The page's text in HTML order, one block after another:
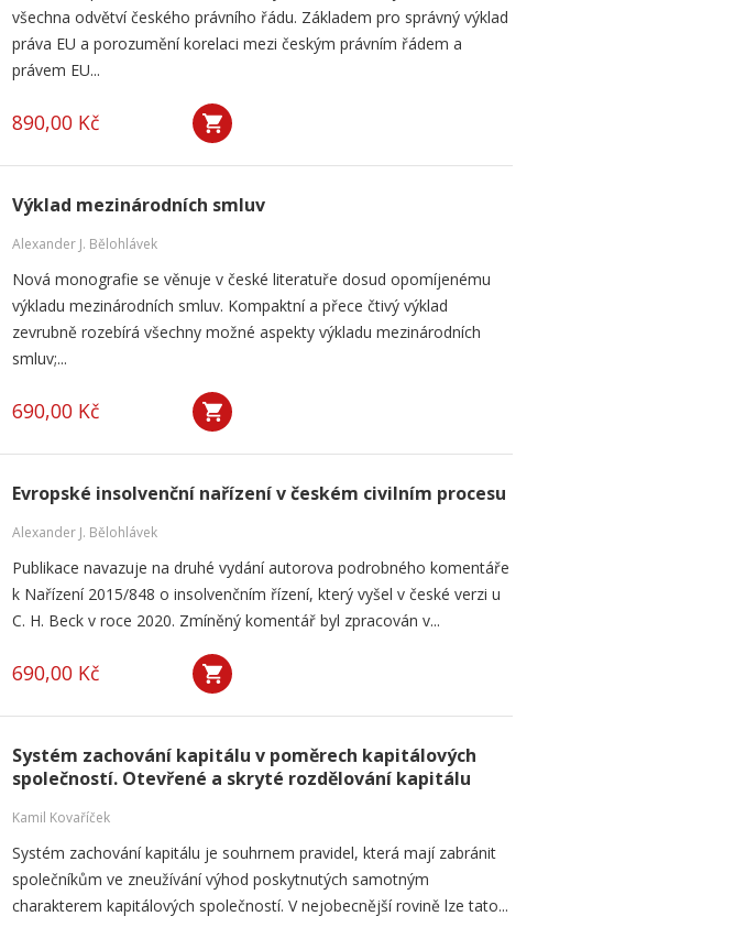
všechna odvětví českého právního řádu. Základem pro správný výklad
práva EU a porozumění korelaci mezi českým právním řádem a
právem EU...
890,00 Kč
Výklad mezinárodních smluv
Alexander J. Bělohlávek
Nová monografie se věnuje v české literatuře dosud opomíjenému
výkladu mezinárodních smluv. Kompaktní a přece čtivý výklad
zevrubně rozebírá všechny možné aspekty výkladu mezinárodních
smluv;...
690,00 Kč
Evropské insolvenční nařízení v českém civilním procesu
Alexander J. Bělohlávek
Publikace navazuje na druhé vydání autorova podrobného komentáře
k Nařízení 2015/848 o insolvenčním řízení, který vyšel v české verzi u
C. H. Beck v roce 2020. Zmíněný komentář byl zpracován v...
690,00 Kč
Systém zachování kapitálu v poměrech kapitálových
společností. Otevřené a skryté rozdělování kapitálu
Kamil Kovaříček
Systém zachování kapitálu je souhrnem pravidel, která mají zabránit
společníkům ve zneužívání výhod poskytnutých samotným
charakterem kapitálových společností. V nejobecnější rovině lze tato...